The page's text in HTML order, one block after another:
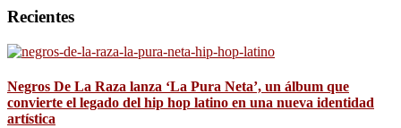
Recientes
Negros De La Raza lanza ‘La Pura Neta’, un álbum que
convierte el legado del hip hop latino en una nueva identidad
artística